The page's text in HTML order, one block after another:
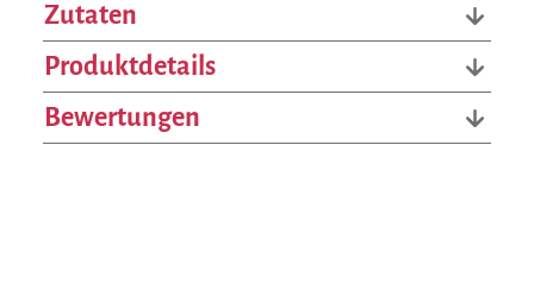
Zutaten
Produktdetails
Bewertungen